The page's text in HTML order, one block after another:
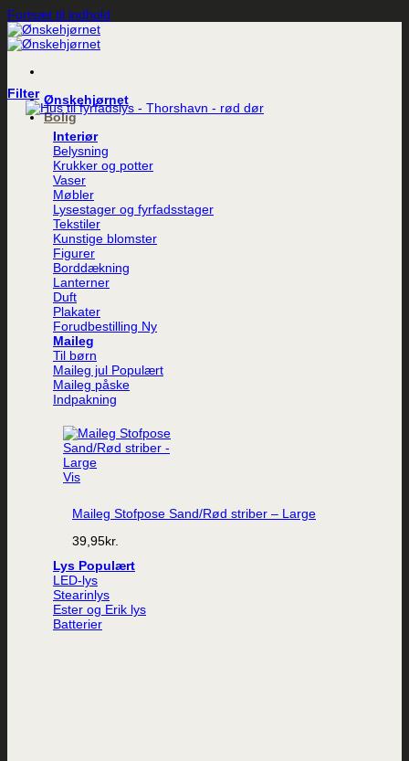
Fortsæt til indhold
Ønskehjørnet
Bolig
Interiør
Belysning
Krukker og potter
Vaser
Møbler
Lysestager og fyrfadsstager
Tekstiler
Kunstige blomster
Figurer
Borddækning
Lanterner
Duft
Plakater
Forudbestilling
Maileg
Til børn
Maileg jul
Maileg påske
Indpakning
Vis
Maileg Stofpose Sand/Rød striber – Large
39,95kr.
Lys
LED-lys
Stearinlys
Ester og Erik lys
Batterier
Filter